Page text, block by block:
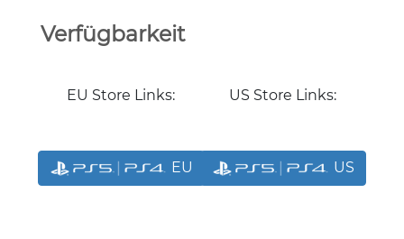
Verfügbarkeit
EU Store Links:
EU
US Store Links:
US